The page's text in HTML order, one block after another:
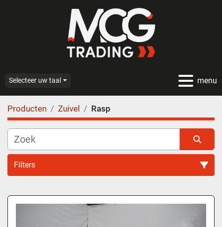
menu
Selecteer uw taal
Producten Zuivel Rasp
Filters
Rasp (1)
Sorteren op